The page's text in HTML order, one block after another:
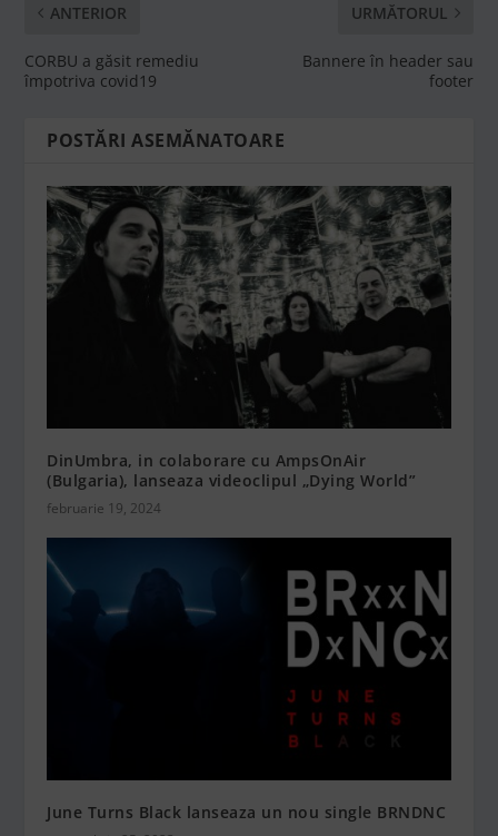
ANTERIOR
CORBU a găsit remediu
împotriva covid19
URMĂTORUL
Bannere în header sau
footer
POSTĂRI ASEMĂNATOARE
DinUmbra, in colaborare cu AmpsOnAir
(Bulgaria), lanseaza videoclipul „Dying World”
februarie 19, 2024
June Turns Black lanseaza un nou single BRNDNC